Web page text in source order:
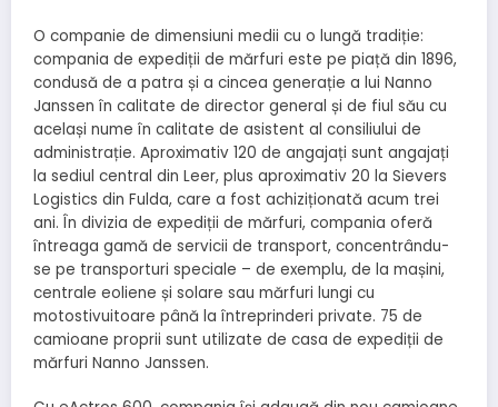
O companie de dimensiuni medii cu o lungă tradiție:
compania de expediții de mărfuri este pe piață din 1896,
condusă de a patra și a cincea generație a lui Nanno
Janssen în calitate de director general și de fiul său cu
același nume în calitate de asistent al consiliului de
administrație. Aproximativ 120 de angajați sunt angajați
la sediul central din Leer, plus aproximativ 20 la Sievers
Logistics din Fulda, care a fost achiziționată acum trei
ani. În divizia de expediții de mărfuri, compania oferă
întreaga gamă de servicii de transport, concentrându-
se pe transporturi speciale – de exemplu, de la mașini,
centrale eoliene și solare sau mărfuri lungi cu
motostivuitoare până la întreprinderi private. 75 de
camioane proprii sunt utilizate de casa de expediții de
mărfuri Nanno Janssen.